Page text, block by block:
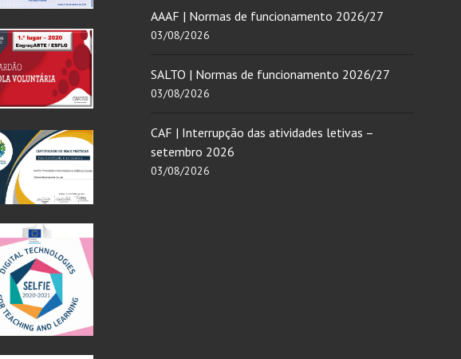
AAAF | Normas de funcionamento 2026/27
03/08/2026
SALTO | Normas de funcionamento 2026/27
03/08/2026
CAF | Interrupção das atividades letivas –
setembro 2026
03/08/2026